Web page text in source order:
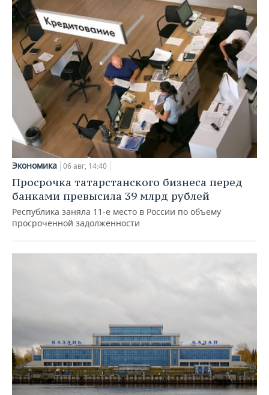
Экономика 06 авг, 14:40
Просрочка татарстанского бизнеса перед
банками превысила 39 млрд рублей
Республика заняла 11-е место в России по объему
просроченной задолженности